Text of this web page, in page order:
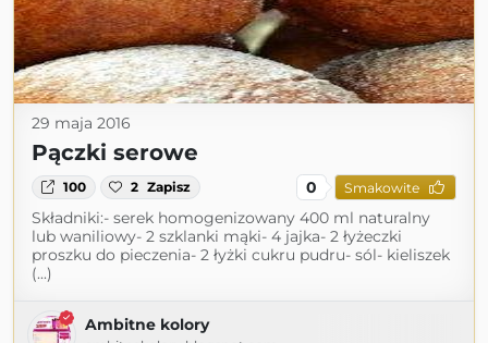
29 maja 2016
Pączki serowe
100 2 Zapisz 0 Smakowite
Składniki:- serek homogenizowany 400 ml naturalny
lub waniliowy- 2 szklanki mąki- 4 jajka- 2 łyżeczki
proszku do pieczenia- 2 łyżki cukru pudru- sól- kieliszek
(...)
Ambitne kolory